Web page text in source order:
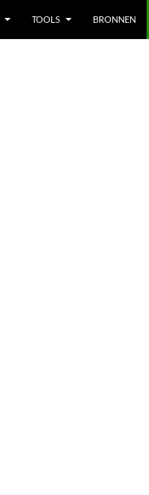
TOOLS BRONNEN